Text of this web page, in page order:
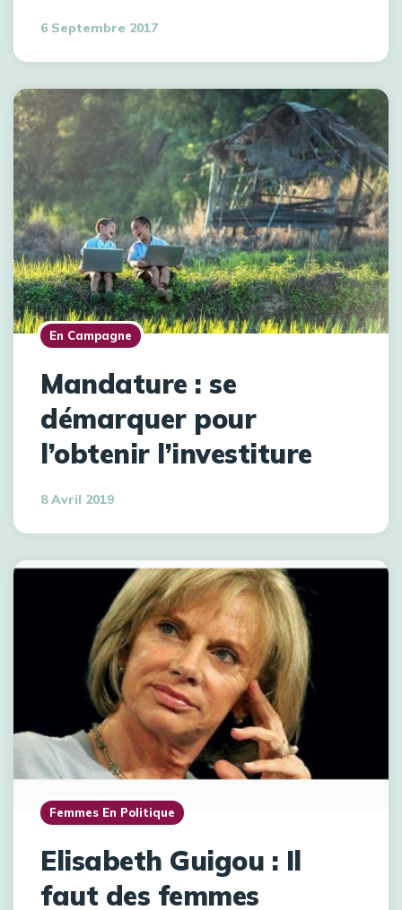
6 Septembre 2017
En Campagne
Mandature : se
démarquer pour
l’obtenir l’investiture
8 Avril 2019
Femmes En Politique
Elisabeth Guigou : Il
faut des femmes